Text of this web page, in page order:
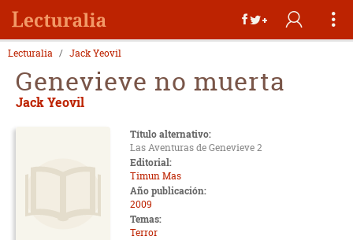
Lecturalia Jack Yeovil
Genevieve no muerta
Jack Yeovil
Título alternativo:
Las Aventuras de Genevieve 2
Editorial:
Timun Mas
Año publicación:
2009
Temas:
Terror